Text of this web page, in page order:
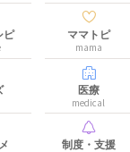
ピ ママトピ
mama
医療
medical
制度・支援